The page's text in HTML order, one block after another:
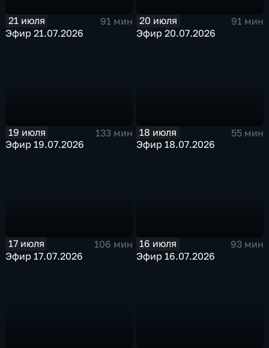
21 июля
91 мин
Эфир 21.07.2026
20 июля
91 мин
Эфир 20.07.2026
19 июля
133 мин
Эфир 19.07.2026
18 июля
55 мин
Эфир 18.07.2026
17 июля
106 мин
Эфир 17.07.2026
16 июля
93 мин
Эфир 16.07.2026